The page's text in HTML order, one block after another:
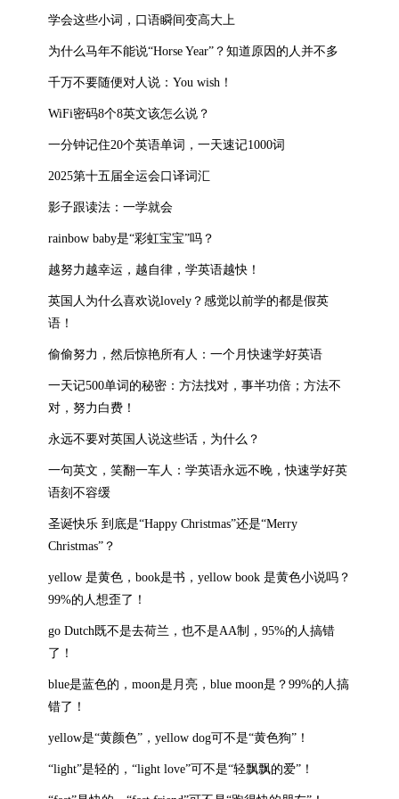
学会这些小词，口语瞬间变高大上
为什么马年不能说“Horse Year”？知道原因的人并不多
千万不要随便对人说：You wish！
WiFi密码8个8英文该怎么说？
一分钟记住20个英语单词，一天速记1000词
2025第十五届全运会口译词汇
影子跟读法：一学就会
rainbow baby是“彩虹宝宝”吗？
越努力越幸运，越自律，学英语越快！
英国人为什么喜欢说lovely？感觉以前学的都是假英
语！
偷偷努力，然后惊艳所有人：一个月快速学好英语
一天记500单词的秘密：方法找对，事半功倍；方法不
对，努力白费！
永远不要对英国人说这些话，为什么？
一句英文，笑翻一车人：学英语永远不晚，快速学好英
语刻不容缓
圣诞快乐 到底是“Happy Christmas”还是“Merry
Christmas”？
yellow 是黄色，book是书，yellow book 是黄色小说吗？
99%的人想歪了！
go Dutch既不是去荷兰，也不是AA制，95%的人搞错
了！
blue是蓝色的，moon是月亮，blue moon是？99%的人搞
错了！
yellow是“黄颜色”，yellow dog可不是“黄色狗”！
“light”是轻的，“light love”可不是“轻飘飘的爱”！